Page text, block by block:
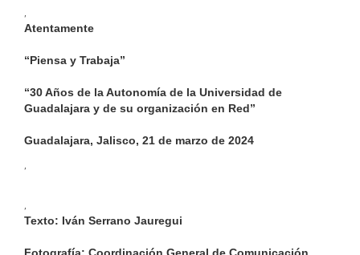
,
Atentamente
“Piensa y Trabaja”
“30 Años de la Autonomía de la Universidad de
Guadalajara y de su organización en Red”
Guadalajara, Jalisco, 21 de marzo de 2024
,
,
Texto: Iván Serrano Jauregui